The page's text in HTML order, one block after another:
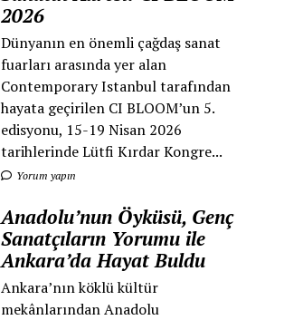
2026
Dünyanın en önemli çağdaş sanat
fuarları arasında yer alan
Contemporary Istanbul tarafından
hayata geçirilen CI BLOOM’un 5.
edisyonu, 15-19 Nisan 2026
tarihlerinde Lütfi Kırdar Kongre...
Yorum yapın
Anadolu’nun Öyküsü, Genç
Sanatçıların Yorumu ile
Ankara’da Hayat Buldu
Ankara’nın köklü kültür
mekânlarından Anadolu